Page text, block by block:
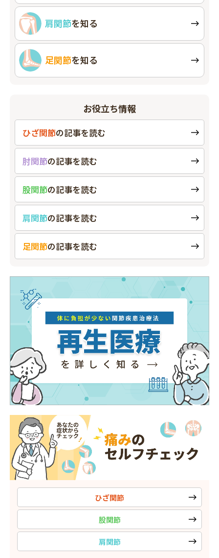
肩関節を知る
足関節を知る
お役立ち情報
ひざ関節の記事を読む
肘関節の記事を読む
股関節の記事を読む
肩関節の記事を読む
足関節の記事を読む
ひざ関節
股関節
肩関節